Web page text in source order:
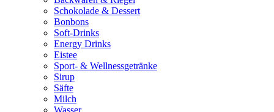
Schokolade & Dessert
Bonbons
Soft-Drinks
Energy Drinks
Eistee
Sport- & Wellnessgetränke
Sirup
Säfte
Milch
Wasser